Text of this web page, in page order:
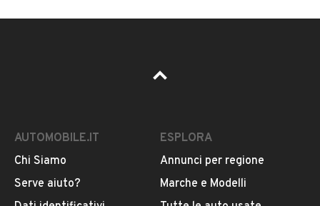
Pubblicità
AUTOMOBILE.IT
Chi Siamo
Serve aiuto?
ESPLORA
Annunci per regione
Marche e Modelli